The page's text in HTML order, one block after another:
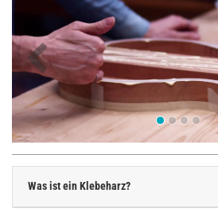
Was ist ein Klebeharz?